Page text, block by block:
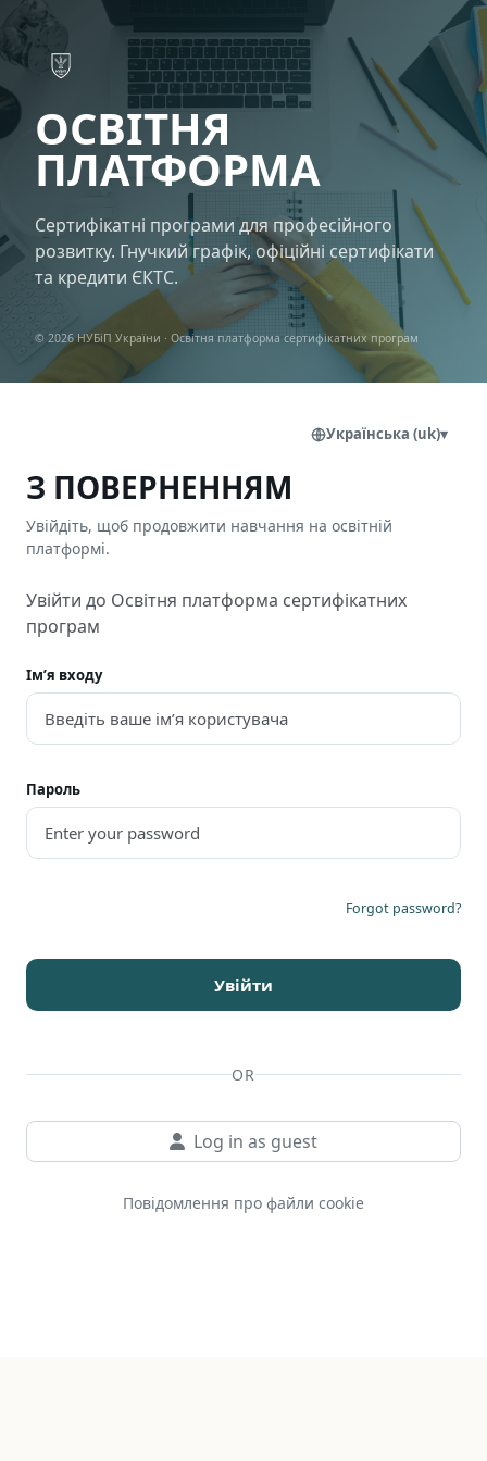
Перейти до головного вмісту
ОСВІТНЯ
ПЛАТФОРМА
Сертифікатні програми для професійного
розвитку. Гнучкий графік, офіційні сертифікати
та кредити ЄКТС.
© 2026 НУБіП України · Освітня платформа сертифікатних програм
Українська ‎(uk)‎▾
З ПОВЕРНЕННЯМ
Увійдіть, щоб продовжити навчання на освітній
платформі.
Увійти до Освітня платформа сертифікатних
програм
Ім’я входу
Пароль
Forgot password?
Увійти
OR
Log in as guest
Повідомлення про файли cookie